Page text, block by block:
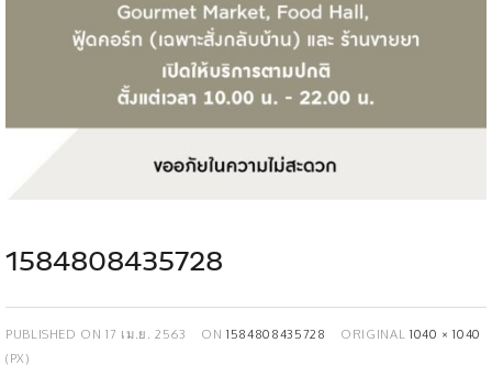
1584808435728
PUBLISHED ON17 เม.ย. 2563 ON1584808435728 ORIGINAL 1040 × 1040
(PX)